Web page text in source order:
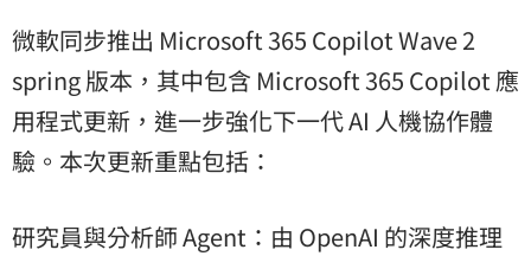
微軟同步推出 Microsoft 365 Copilot Wave 2
spring 版本，其中包含 Microsoft 365 Copilot 應
用程式更新，進一步強化下一代 AI 人機協作體
驗。本次更新重點包括：
研究員與分析師 Agent：由 OpenAI 的深度推理